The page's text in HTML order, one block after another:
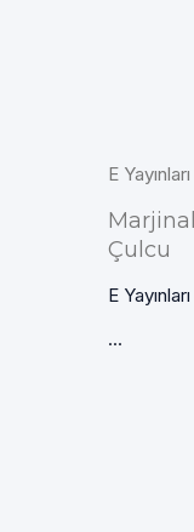
E
Çulcu
E Yayınları
...